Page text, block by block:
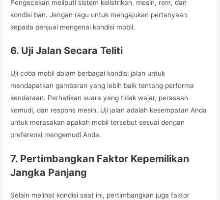
Pengecekan meliputi sistem kelistrikan, mesin, rem, dan
kondisi ban. Jangan ragu untuk mengajukan pertanyaan
kepada penjual mengenai kondisi mobil.
6. Uji Jalan Secara Teliti
Uji coba mobil dalam berbagai kondisi jalan untuk
mendapatkan gambaran yang lebih baik tentang performa
kendaraan. Perhatikan suara yang tidak wajar, perasaan
kemudi, dan respons mesin. Uji jalan adalah kesempatan Anda
untuk merasakan apakah mobil tersebut sesuai dengan
preferensi mengemudi Anda.
7. Pertimbangkan Faktor Kepemilikan
Jangka Panjang
Selain melihat kondisi saat ini, pertimbangkan juga faktor